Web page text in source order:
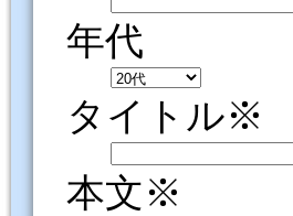
年代
タイトル※
本文※